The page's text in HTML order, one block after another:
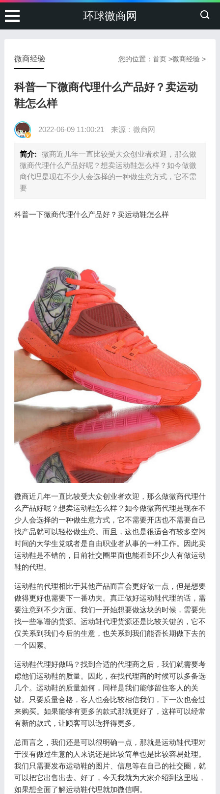
环球微商网
您的位置：首页 >微商经验 >
微商经验
科普一下微商代理什么产品好？卖运动
鞋怎么样
2022-06-09 11:00:21 来源：微商网
简介:
微商近几年一直比较受大众创业者欢迎，那么做
微商代理什么产品好呢？想卖运动鞋怎么样？如今做微
商代理是现在不少人会选择的一种做生意方式，它不需
要
科普一下微商代理什么产品好？卖运动鞋怎么样
微商近几年一直比较受大众创业者欢迎，那么做微商代理什
么产品好呢？想卖运动鞋怎么样？如今做微商代理是现在不
少人会选择的一种做生意方式，它不需要开店也不需要自己
找产品就可以轻松做生意。而且，这也是很适合有较多空闲
时间的大学生党或者是自由职业者从事的一种工作。因此卖
运动鞋是不错的，目前社交圈里面也能看到不少人有做运动
鞋的代理。
运动鞋的代理相比于其他产品而言会更好做一点，但是想要
做得更好也需要下一番功夫。真正做好运动鞋代理的话，需
要注意到不少方面。我们一开始想要做这块的时候，需要先
找一些靠谱的货源。运动鞋代理货源还是比较关键的，它不
仅关系到我们今后的生意，也关系到我们能否长期做下去的
一个因素。
运动鞋代理好做吗？找到合适的代理商之后，我们就需要考
虑他们运动鞋的质量。因此，在找代理商的时候可以多备选
几个。运动鞋的质量如何，同样是我们能够留住客人的关
键。只要质量合格，客人也会比较相信我们，下一次也会过
来购买。如果能够有更多的款式那就更好了，这样可以经常
有新的款式，让顾客可以选择得更多。
总而言之，我们还是可以很明确一点，那就是运动鞋代理对
于没有做过生意的人来说还是比较简单也是比较容易处理。
我们只需要发布运动鞋的图片、信息等在自己的社交圈，就
可以把它出售出去。好了，今天我就为大家介绍到这里啦，
如果想全面了解运动鞋代理就加微信啊。